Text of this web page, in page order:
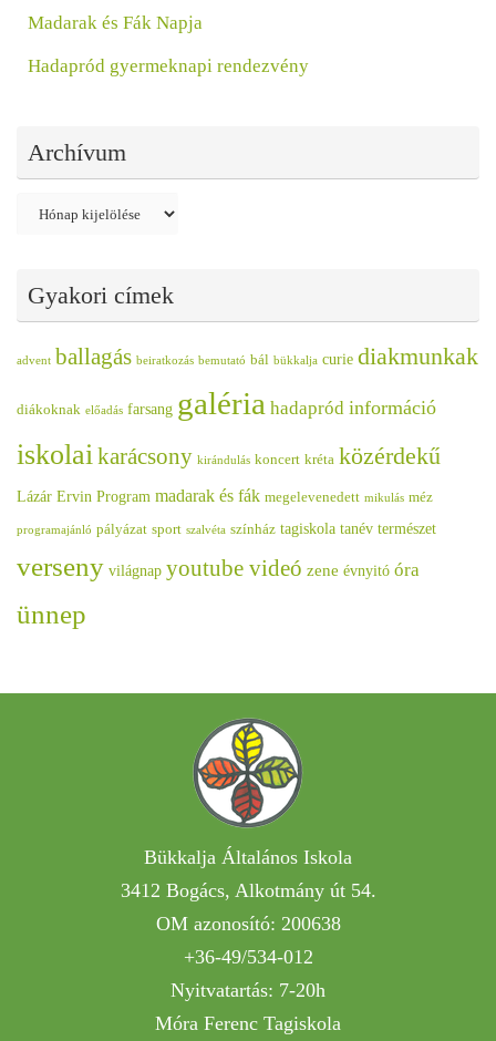
Madarak és Fák Napja
Hadapród gyermeknapi rendezvény
Archívum
Archívum
Gyakori címek
advent ballagás beiratkozás bemutató bál bükkalja curie diakmunkak
diákoknak előadás farsang galéria hadapród információ
iskolaikarácsony kirándulás koncert kréta közérdekű
Lázár Ervin Program madarak és fák megelevenedett mikulás méz
programajánló pályázat sport szalvéta színház tagiskola tanév természet
verseny világnap youtube videó zene évnyitó óra
ünnep
Bükkalja Általános Iskola
3412 Bogács, Alkotmány út 54.
OM azonosító: 200638
+36-49/534-012
Nyitvatartás: 7-20h
Móra Ferenc Tagiskola